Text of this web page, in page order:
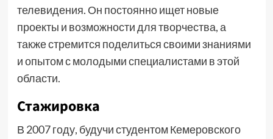
телевидения. Он постоянно ищет новые
проекты и возможности для творчества, а
также стремится поделиться своими знаниями
и опытом с молодыми специалистами в этой
области.
Стажировка
В 2007 году, будучи студентом Кемеровского